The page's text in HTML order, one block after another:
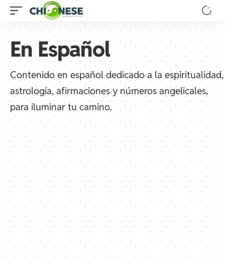
En Español
Contenido en español dedicado a la espiritualidad,
astrología, afirmaciones y números angelicales,
para iluminar tu camino.